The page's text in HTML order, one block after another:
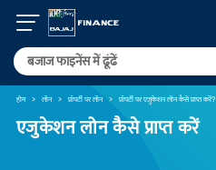
होम लोन प्रॉपर्टी पर लोन प्रॉपर्टी पर एजुकेशन लोन कैसे प्राप्त करें?
एजुकेशन लोन कैसे प्राप्त करें